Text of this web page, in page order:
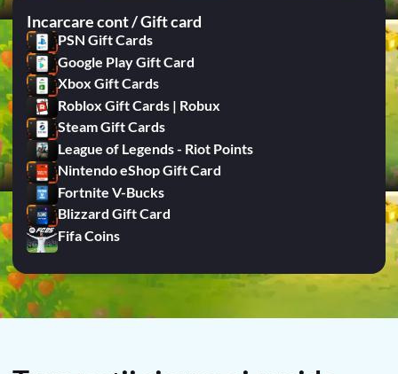
Incarcare cont / Gift card
PSN Gift Cards
Google Play Gift Card
Xbox Gift Cards
Roblox Gift Cards | Robux
Steam Gift Cards
League of Legends - Riot Points
Nintendo eShop Gift Card
Fortnite V-Bucks
Blizzard Gift Card
Fifa Coins